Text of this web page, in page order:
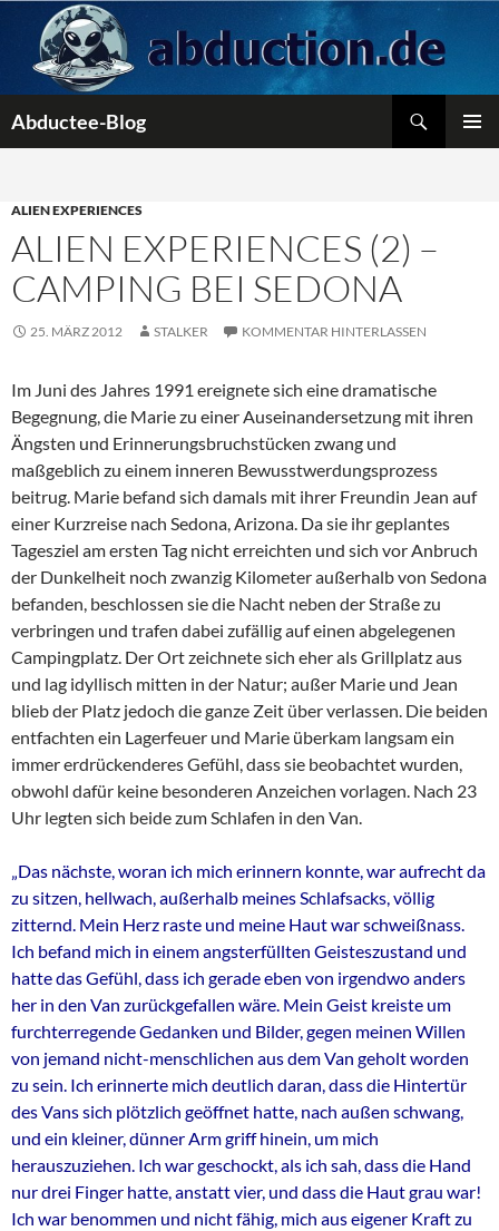
Inhalt
springen
Abductee-Blog
ALIEN EXPERIENCES
ALIEN EXPERIENCES (2) –
CAMPING BEI SEDONA
25. MÄRZ 2012 STALKER KOMMENTAR HINTERLASSEN
Im Juni des Jahres 1991 ereignete sich eine dramatische
Begegnung, die Marie zu einer Auseinandersetzung mit ihren
Ängsten und Erinnerungsbruchstücken zwang und
maßgeblich zu einem inneren Bewusstwerdungsprozess
beitrug. Marie befand sich damals mit ihrer Freundin Jean auf
einer Kurzreise nach Sedona, Arizona. Da sie ihr geplantes
Tagesziel am ersten Tag nicht erreichten und sich vor Anbruch
der Dunkelheit noch zwanzig Kilometer außerhalb von Sedona
befanden, beschlossen sie die Nacht neben der Straße zu
verbringen und trafen dabei zufällig auf einen abgelegenen
Campingplatz. Der Ort zeichnete sich eher als Grillplatz aus
und lag idyllisch mitten in der Natur; außer Marie und Jean
blieb der Platz jedoch die ganze Zeit über verlassen. Die beiden
entfachten ein Lagerfeuer und Marie überkam langsam ein
immer erdrückenderes Gefühl, dass sie beobachtet wurden,
obwohl dafür keine besonderen Anzeichen vorlagen. Nach 23
Uhr legten sich beide zum Schlafen in den Van.
„Das nächste, woran ich mich erinnern konnte, war aufrecht da
zu sitzen, hellwach, außerhalb meines Schlafsacks, völlig
zitternd. Mein Herz raste und meine Haut war schweißnass.
Ich befand mich in einem angsterfüllten Geisteszustand und
hatte das Gefühl, dass ich gerade eben von irgendwo anders
her in den Van zurückgefallen wäre. Mein Geist kreiste um
furchterregende Gedanken und Bilder, gegen meinen Willen
von jemand nicht-menschlichen aus dem Van geholt worden
zu sein. Ich erinnerte mich deutlich daran, dass die Hintertür
des Vans sich plötzlich geöffnet hatte, nach außen schwang,
und ein kleiner, dünner Arm griff hinein, um mich
herauszuziehen. Ich war geschockt, als ich sah, dass die Hand
nur drei Finger hatte, anstatt vier, und dass die Haut grau war!
Ich war benommen und nicht fähig, mich aus eigener Kraft zu